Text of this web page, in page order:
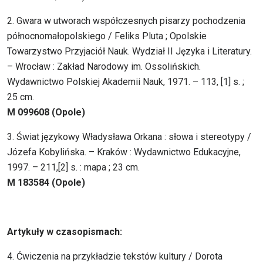
2. Gwara w utworach współczesnych pisarzy pochodzenia
północnomałopolskiego / Feliks Pluta ; Opolskie
Towarzystwo Przyjaciół Nauk. Wydział II Języka i Literatury.
– Wrocław : Zakład Narodowy im. Ossolińskich.
Wydawnictwo Polskiej Akademii Nauk, 1971. – 113, [1] s. ;
25 cm.
M 099608 (Opole)
3. Świat językowy Władysława Orkana : słowa i stereotypy /
Józefa Kobylińska. – Kraków : Wydawnictwo Edukacyjne,
1997. – 211,[2] s. : mapa ; 23 cm.
M 183584 (Opole)
Artykuły w czasopismach:
4. Ćwiczenia na przykładzie tekstów kultury / Dorota